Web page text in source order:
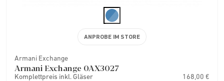
Armani Exchange
Armani Exchange 0AX3027
Komplettpreis inkl. Gläser 168,00 €
ANPROBE IM STORE